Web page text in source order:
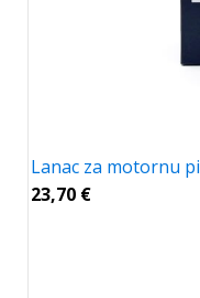
Lanac za motornu
23,70 €